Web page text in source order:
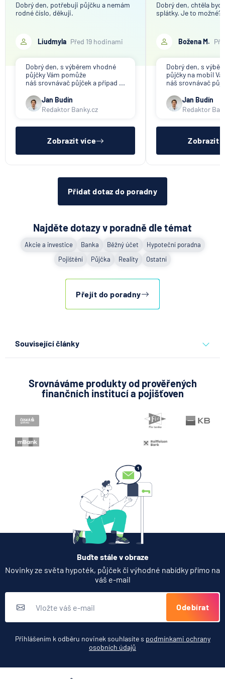
Dobrý den, potřebuji půjčku a nemám
rodné číslo, děkuji.
Liudmyla Před 19 hodinami
Dobrý den, s výběrem vhodné
půjčky Vám pomůže
náš srovnávač půjček a případ ...
Jan Budín
Redaktor Banky.cz
Zobrazit více
Dobrý den, chtěla
splátky. Je to možné?
Božena M.
Dobrý den, s
půjčky na mobil
náš srovnávač
Jan Budín
Redaktor
Zobrazit
Přidat dotaz do poradny
Najděte dotazy v poradně dle témat
Akcie a investice Banka Běžný účet
Hypoteční poradna
Pojištění
Půjčka Reality Ostatní
Přejít do poradny
Související články
7.8.2026 Běžný účet
ČNB ponechala úroky,
klíčový je ale výhled inflace
Partners Banka spouští
nákup a prodej bitcoinu
přímo v Partners App
6.8.2026
Když rozhoduje stres: nové
triky bankovních podvodníků
Zobrazit všechny články
Srovnáváme produkty od prověřených
finančních institucí a pojišťoven
Buďte stále v obraze
Novinky ze světa hypoték, půjček či výhodné nabídky přímo na
váš e-mail
Odebírat
Přihlášením k odběru novinek souhlasíte s podmínkami ochrany
osobních údajů